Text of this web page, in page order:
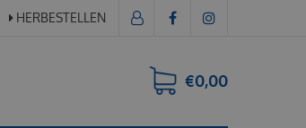
HERBESTELLEN
€0,00